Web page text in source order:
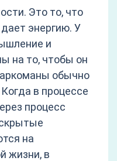
Это то, что
энергию. У
и
на то, чтобы он
обычно
в процессе
процесс
на
жизни, в